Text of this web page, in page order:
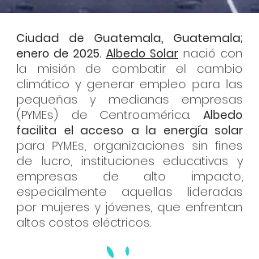
Ciudad de Guatemala, Guatemala;
enero de 2025. Albedo Solar nació con
la misión de combatir el cambio
climático y generar empleo para las
pequeñas y medianas empresas
(PYMEs) de Centroamérica.
Albedo
facilita el acceso a la energía solar
para PYMEs, organizaciones sin fines
de lucro, instituciones educativas y
empresas de alto impacto,
especialmente aquellas lideradas
por mujeres y jóvenes, que enfrentan
altos costos eléctricos.